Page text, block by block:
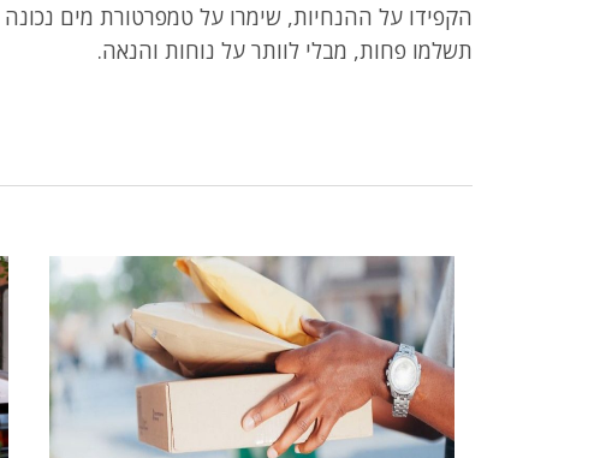
הקפידו על ההנחיות, שימרו על טמפרטורת מים נכונה
תשלמו פחות, מבלי לוותר על נוחות והנאה.